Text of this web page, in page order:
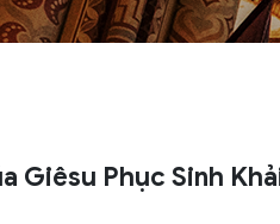
Giêsu Phục Sinh